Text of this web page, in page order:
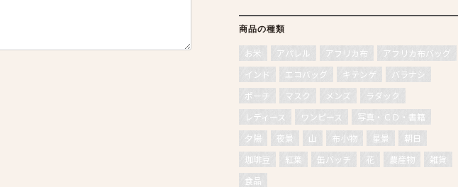
商品の種類
お米 アパレル アフリカ布
アフリカ布バッグ
インド
エコバッグ キテンゲ
バラナシ
ポーチ
マスク メンズ
ラダック
レディース
ワンピース
写真・ＣＤ・書籍
夕陽
夜景 山 布小物 星景
朝日
珈琲豆
紅葉 缶バッチ 花 農産物
雑貨
食品